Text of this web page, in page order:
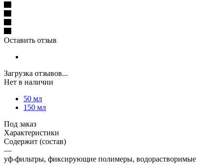
Оставить отзыв
Загрузка отзывов...
Нет в наличии
50 мл
150 мл
Под заказ
Характеристики
Содержит (состав)
—
уф-фильтры, фиксирующие полимеры, водорастворимые